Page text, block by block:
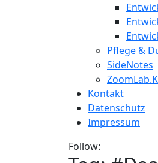
Pflege &
SideNotes
Kontakt
Datenschutz
Impressum
Follow: